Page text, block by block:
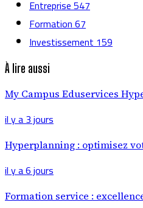
Entreprise547
Formation67
Investissement159
À lire aussi
My Campus Eduservices
il y a 3 jours
Hyperplanning : optimisez
il y a 6 jours
Formation service :